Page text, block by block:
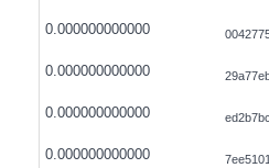
0.000000000000
0.000000000000
0.000000000000
0.000000000000